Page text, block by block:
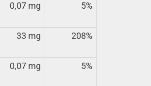
0,07 mg 5%
33 mg 208%
0,07 mg 5%